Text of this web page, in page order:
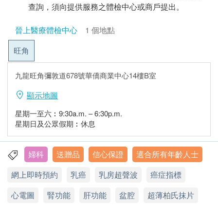
查詢，須向提供服務之體檢中心或商戶提出。
晉上醫療體檢中心
1 個地點
旺角
九龍旺角彌敦道678號華僑商業中心14樓B室
顯示地圖
星期一至六︰9:30a.m. – 6:30p.m.
星期日及公眾假期︰休息
婦科 送贈品 信心保證
適合所有年齡人士
網上即時預約
乳癌 乳房超聲波
癌症指標
心電圖
腎功能 肝功能 盆腔
超薄柏氏抹片